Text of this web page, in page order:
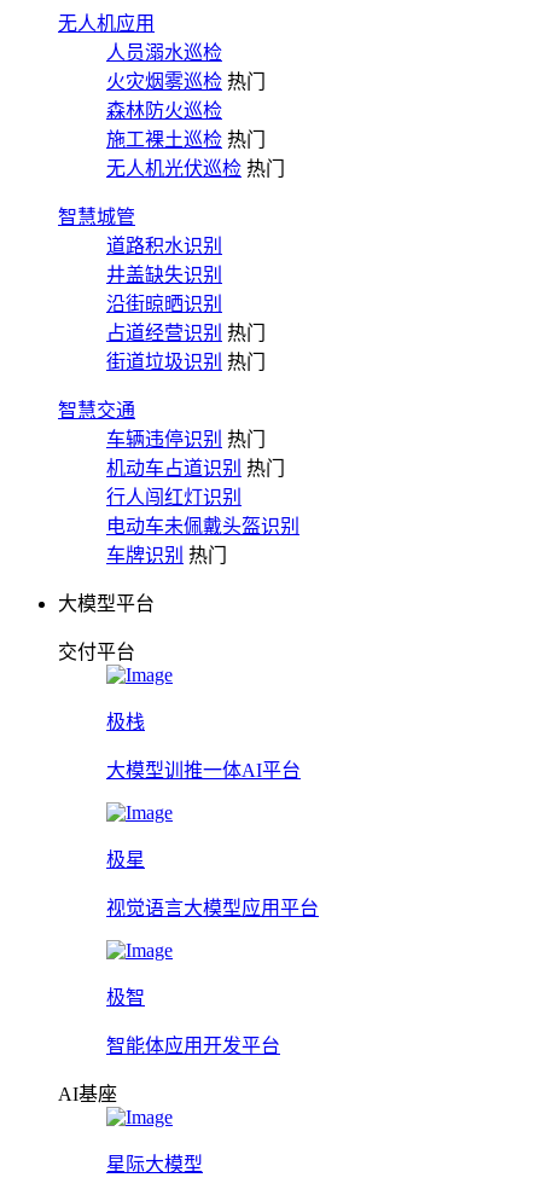
无人机应用
人员溺水巡检
火灾烟雾巡检 热门
森林防火巡检
施工裸土巡检 热门
无人机光伏巡检 热门
智慧城管
道路积水识别
井盖缺失识别
沿街晾晒识别
占道经营识别 热门
街道垃圾识别 热门
智慧交通
车辆违停识别 热门
机动车占道识别 热门
行人闯红灯识别
电动车未佩戴头盔识别
车牌识别 热门
大模型平台
交付平台
极栈
大模型训推一体AI平台
极星
视觉语言大模型应用平台
极智
智能体应用开发平台
AI基座
星际大模型